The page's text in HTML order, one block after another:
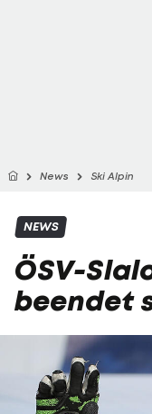
News Ski Alpin
NEWS
ÖSV-
beendet